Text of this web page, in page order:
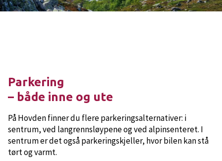
Parkering
– både inne og ute
På Hovden finner du flere parkeringsalternativer: i
sentrum, ved langrennsløypene og ved alpinsenteret. I
sentrum er det også parkeringskjeller, hvor bilen kan stå
tørt og varmt.